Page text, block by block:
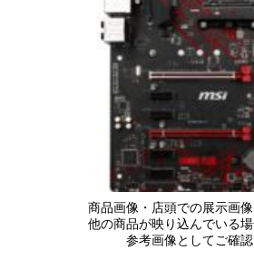
商品画像・店頭での展示画像
他の商品が映り込んでいる場
参考画像としてご確認